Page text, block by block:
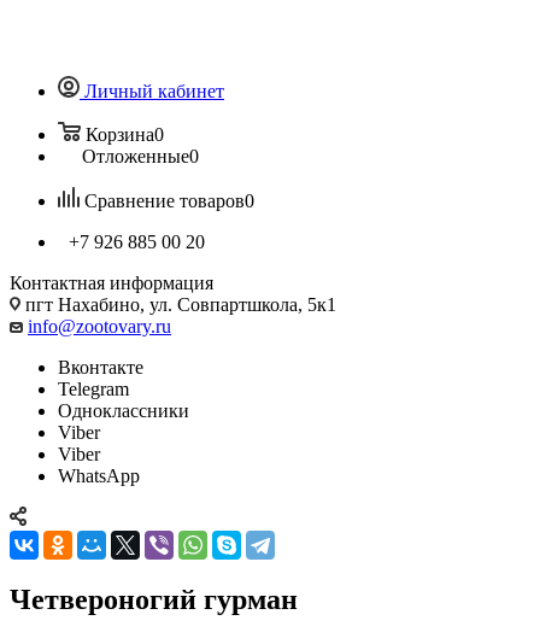
Личный кабинет
Корзина0
Отложенные0
Сравнение товаров0
+7 926 885 00 20
Контактная информация
пгт Нахабино, ул. Совпартшкола, 5к1
info@zootovary.ru
Вконтакте
Telegram
Одноклассники
Viber
Viber
WhatsApp
Четвероногий гурман